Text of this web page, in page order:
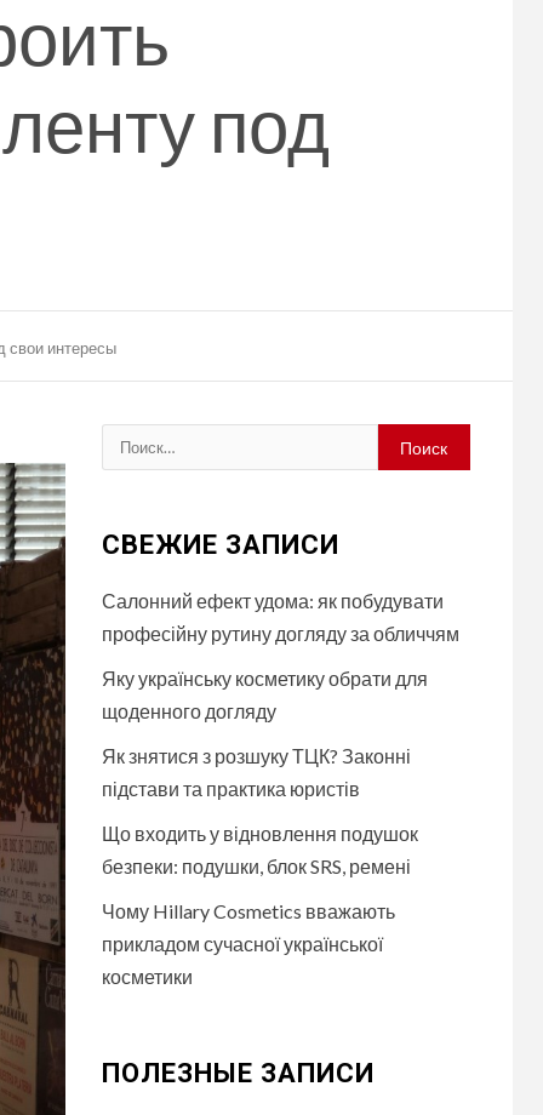
под
свои интересы
Найти:
СВЕЖИЕ ЗАПИСИ
Салонний ефект удома: як побудувати
професійну рутину догляду за обличчям
Яку українську косметику обрати для
щоденного догляду
Як знятися з розшуку ТЦК? Законні
підстави та практика юристів
Що входить у відновлення подушок
безпеки: подушки, блок SRS, ремені
Чому Hillary Cosmetics вважають
прикладом сучасної української
косметики
ПОЛЕЗНЫЕ ЗАПИСИ